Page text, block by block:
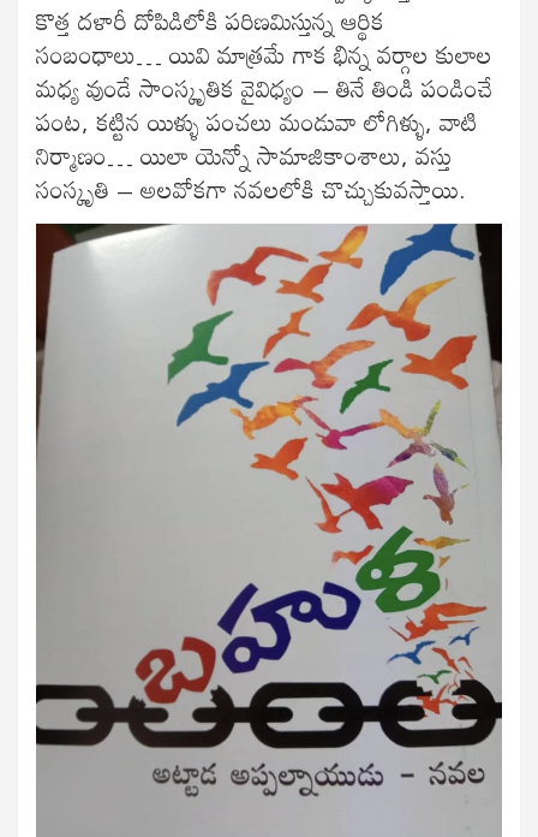
కొత్త దళారీ దోపిడిలోకి పరిణమిస్తున్న ఆర్థిక
సంబంధాలు… యివి మాత్రమే గాక భిన్న వర్గాల కులాల
మధ్య వుండే సాంస్కృతిక వైవిధ్యం – తినే తిండి పండించే
పంట, కట్టిన యిళ్ళు పంచలు మండువా లోగిళ్ళు, వాటి
నిర్మాణం… యిలా యెన్నో సామాజికాంశాలు, వస్తు
సంస్కృతి – అలవోకగా నవలలోకి చొచ్చుకువస్తాయి.